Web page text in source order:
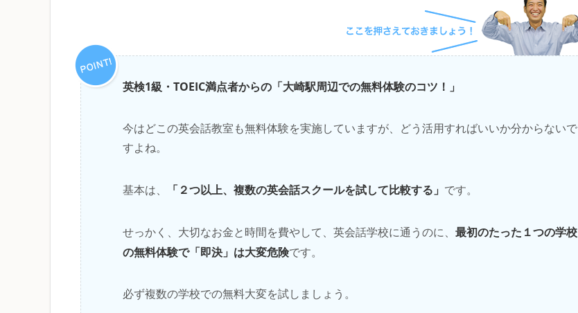
英検1級・TOEIC満点者からの「大崎駅周辺での無料体験のコツ！」
今はどこの英会話教室も無料体験を実施していますが、どう活用すればいいか分からないで
すよね。
基本は、 「２つ以上、複数の英会話スクールを試して比較する」 です。
せっかく、大切なお金と時間を費やして、英会話学校に通うのに、 最初のたった１つの学校
の無料体験で「即決」は大変危険です。
必ず複数の学校での無料大変を試しましょう。